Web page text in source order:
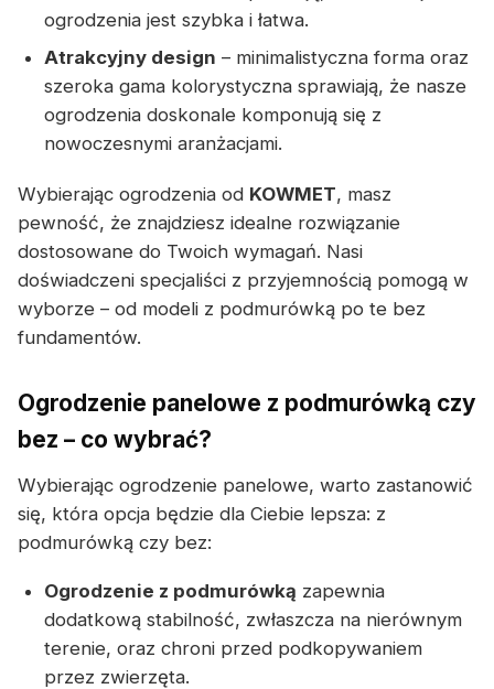
ogrodzenia jest szybka i łatwa.
Atrakcyjny design – minimalistyczna forma oraz
szeroka gama kolorystyczna sprawiają, że nasze
ogrodzenia doskonale komponują się z
nowoczesnymi aranżacjami.
Wybierając ogrodzenia od KOWMET, masz
pewność, że znajdziesz idealne rozwiązanie
dostosowane do Twoich wymagań. Nasi
doświadczeni specjaliści z przyjemnością pomogą w
wyborze – od modeli z podmurówką po te bez
fundamentów.
Ogrodzenie panelowe z podmurówką czy
bez – co wybrać?
Wybierając ogrodzenie panelowe, warto zastanowić
się, która opcja będzie dla Ciebie lepsza: z
podmurówką czy bez:
Ogrodzenie z podmurówką zapewnia
dodatkową stabilność, zwłaszcza na nierównym
terenie, oraz chroni przed podkopywaniem
przez zwierzęta.